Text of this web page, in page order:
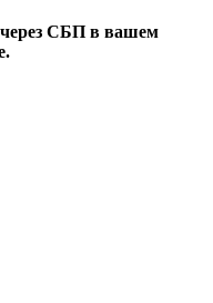
СБП в вашем